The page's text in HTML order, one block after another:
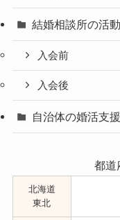
結婚相談所の活動
入会前
入会後
自治体の婚活支援
都道
北海道
東北